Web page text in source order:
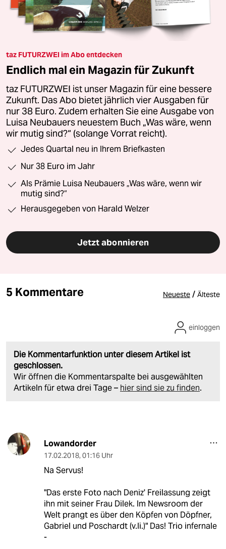
taz FUTURZWEI im Abo entdecken
Endlich mal ein Magazin für Zukunft
taz FUTURZWEI ist unser Magazin für eine bessere
Zukunft. Das Abo bietet jährlich vier Ausgaben für
nur 38 Euro. Zudem erhalten Sie eine Ausgabe von
Luisa Neubauers neuestem Buch „Was wäre, wenn
wir mutig sind?“ (solange Vorrat reicht).
Jedes Quartal neu in Ihrem Briefkasten
Nur 38 Euro im Jahr
Als Prämie Luisa Neubauers „Was wäre, wenn wir
mutig sind?“
Herausgegeben von Harald Welzer
Jetzt abonnieren
5 Kommentare Neueste / Älteste
Die Kommentarfunktion unter diesem Artikel ist
geschlossen.
Wir öffnen die Kommentarspalte bei ausgewählten
Artikeln für etwa drei Tage – hier sind sie zu finden.
einloggen
Lowandorder
17.02.2018, 01:16 Uhr
Na Servus!
"Das erste Foto nach Deniz' Freilassung zeigt
ihn mit seiner Frau Dilek. Im Newsroom der
Welt prangt es über den Köpfen von Döpfner,
Gabriel und Poschardt (v.li.)" Das! Trio infernale
-